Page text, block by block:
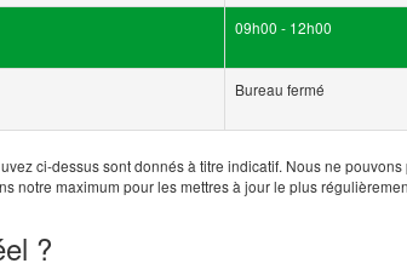
09h00 - 12h00
Bureau fermé
ci-dessus sont donnés à titre indicatif. Nous ne
notre maximum pour les mettres à jour le plus
?